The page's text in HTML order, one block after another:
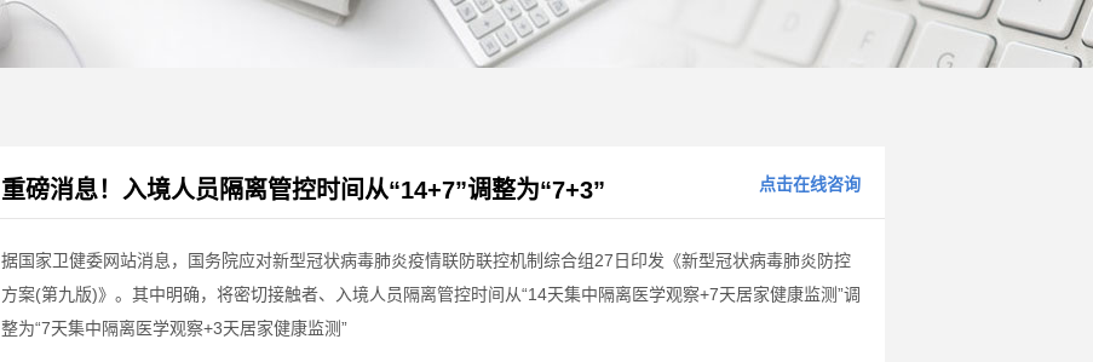
重磅消息！入境人员隔离管控时间从“14+7”调整为“7+3” 点击在线咨询
据国家卫健委网站消息，国务院应对新型冠状病毒肺炎疫情联防联控机制综合组27日印发《新型冠状病毒肺炎防控
方案(第九版)》。其中明确，将密切接触者、入境人员隔离管控时间从“14天集中隔离医学观察+7天居家健康监测”调
整为“7天集中隔离医学观察+3天居家健康监测”